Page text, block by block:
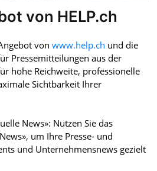
von HELP.ch
von www.help.ch und die
Pressemitteilungen aus der
hohe Reichweite, professionelle
Sichtbarkeit Ihrer
News»: Nutzen Sie das
um Ihre Presse- und
und Unternehmensnews gezielt